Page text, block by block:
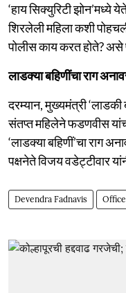
‘हाय सिक्युरिटी झोन’मध्ये
शिरलेली महिला कशी
पोलीस काय करत होते?
लाडक्या बहिणींचा राग
दरम्यान, मुख्यमंत्री
संतप्त महिलेने फडणवीस
‘लाडक्या बहिणीं’चा राग
पक्षनेते विजय वडेट्टीवार
Devendra Fadnavis